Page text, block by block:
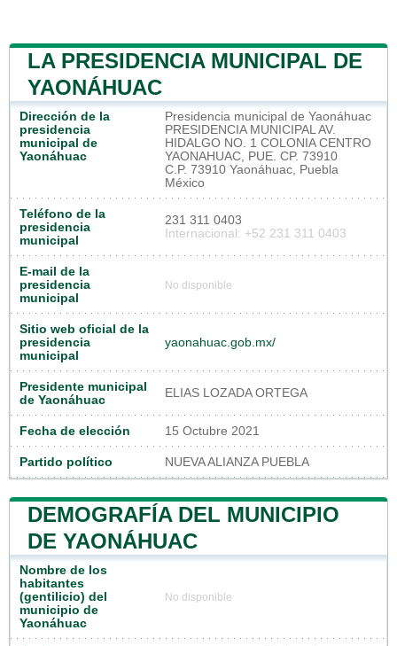
LA PRESIDENCIA MUNICIPAL DE
YAONÁHUAC
Dirección de la
presidencia
municipal de
Yaonáhuac
Presidencia municipal de Yaonáhuac
PRESIDENCIA MUNICIPAL AV.
HIDALGO NO. 1 COLONIA CENTRO
YAONAHUAC, PUE. CP. 73910
C.P. 73910 Yaonáhuac, Puebla
México
Teléfono de la
presidencia
municipal
231 311 0403
Internacional: +52 231 311 0403
E-mail de la
presidencia
municipal
No disponible
Sitio web oficial de la
presidencia
municipal
yaonahuac.gob.mx/
Presidente municipal
de Yaonáhuac
ELIAS LOZADA ORTEGA
Fecha de elección 15 Octubre 2021
Partido político NUEVA ALIANZA PUEBLA
DEMOGRAFÍA DEL MUNICIPIO
DE YAONÁHUAC
Nombre de los
habitantes
(gentilicio) del
municipio de
Yaonáhuac
No disponible